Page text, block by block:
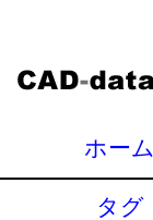
ホーム
タグ